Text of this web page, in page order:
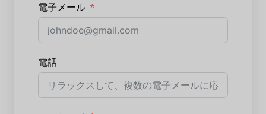
電子メール
電話